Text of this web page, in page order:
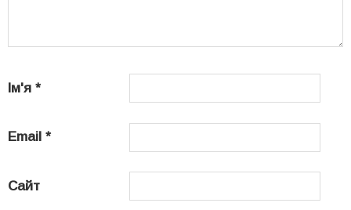
Ім'я *
Email *
Сайт